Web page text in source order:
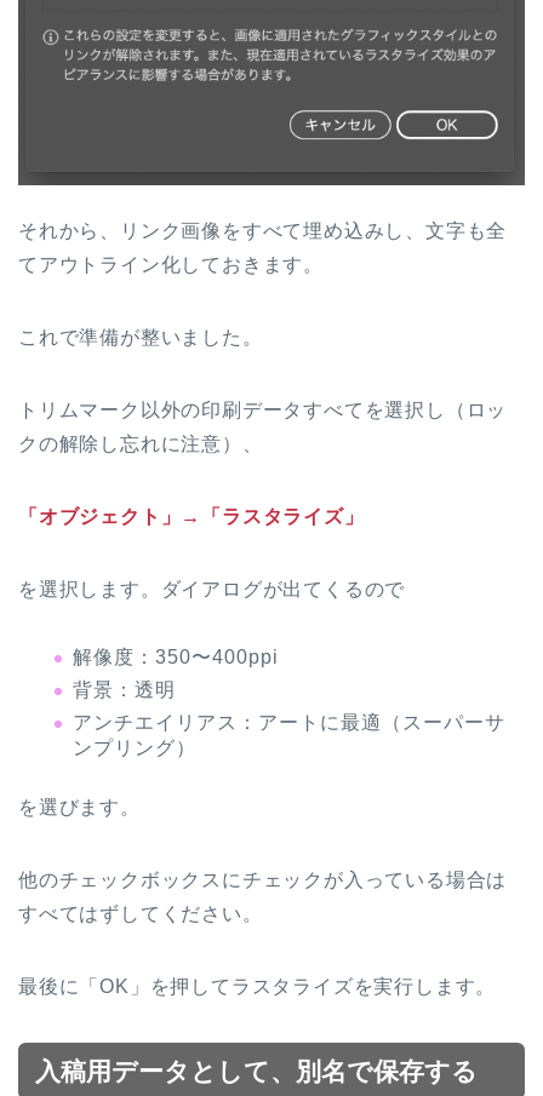
それから、リンク画像をすべて埋め込みし、文字も全
てアウトライン化しておきます。
これで準備が整いました。
トリムマーク以外の印刷データすべてを選択し（ロッ
クの解除し忘れに注意）、
「オブジェクト」→「ラスタライズ」
を選択します。ダイアログが出てくるので
解像度：350〜400ppi
背景：透明
アンチエイリアス：アートに最適（スーパーサ
ンプリング）
を選びます。
他のチェックボックスにチェックが入っている場合は
すべてはずしてください。
最後に「OK」を押してラスタライズを実行します。
入稿用データとして、別名で保存する